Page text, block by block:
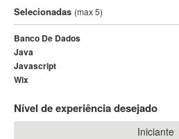
3DS Max
3GSM
4D Dimension
802.11
A&P
A2Billing
Selecionadas (max 5)
Banco De Dados
Java
Javascript
Wix
Nível de experiência desejado
Iniciante